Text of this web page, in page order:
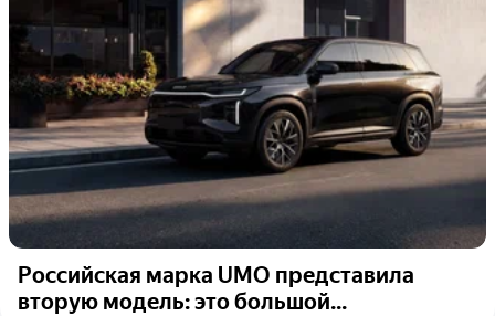
Российская марка UMO представила
вторую модель: это большой...